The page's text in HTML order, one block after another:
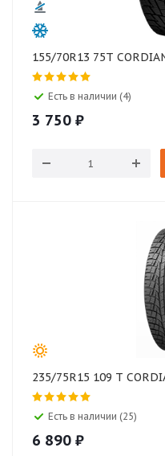
155/70R13 75T
Есть в наличии (4)
3 750 ₽
235/75R15 109 Т
Есть в наличии (25)
6 890 ₽